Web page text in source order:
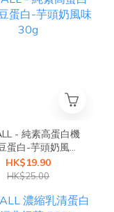
- 純素高蛋白機
蛋白-芋頭奶風味
30g
HK$19.90
HK$25.00